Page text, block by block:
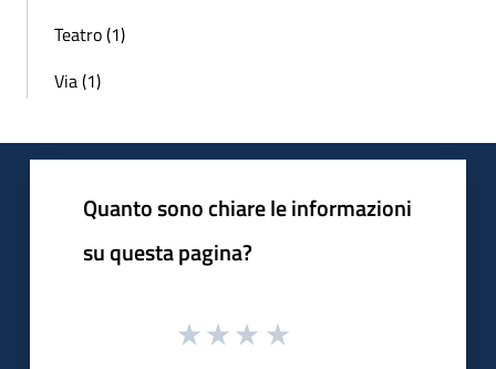
Teatro (1)
Via (1)
Quanto sono chiare le informazioni
su questa pagina?